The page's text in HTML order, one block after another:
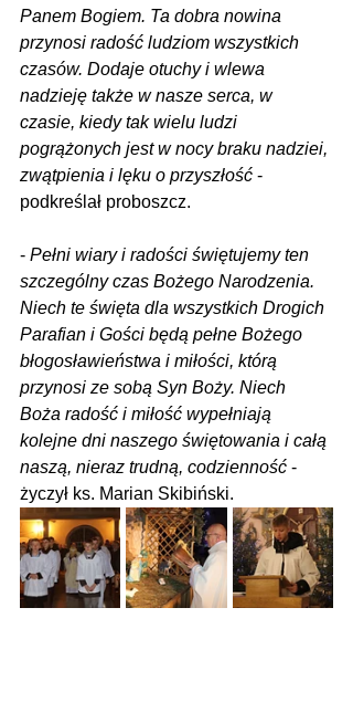
Panem Bogiem. Ta dobra nowina
przynosi radość ludziom wszystkich
czasów. Dodaje otuchy i wlewa
nadzieję także w nasze serca, w
czasie, kiedy tak wielu ludzi
pogrążonych jest w nocy braku nadziei,
zwątpienia i lęku o przyszłość -
podkreślał proboszcz.
- Pełni wiary i radości świętujemy ten
szczególny czas Bożego Narodzenia.
Niech te święta dla wszystkich Drogich
Parafian i Gości będą pełne Bożego
błogosławieństwa i miłości, którą
przynosi ze sobą Syn Boży. Niech
Boża radość i miłość wypełniają
kolejne dni naszego świętowania i całą
naszą, nieraz trudną, codzienność -
życzył ks. Marian Skibiński.